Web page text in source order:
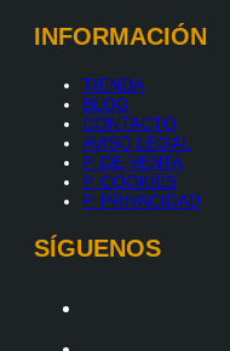
INFORMACIÓN
TIENDA
BLOG
CONTACTO
AVISO LEGAL
P. DE VENTA
P. COOKIES
P. PRIVACIDAD
SÍGUENOS